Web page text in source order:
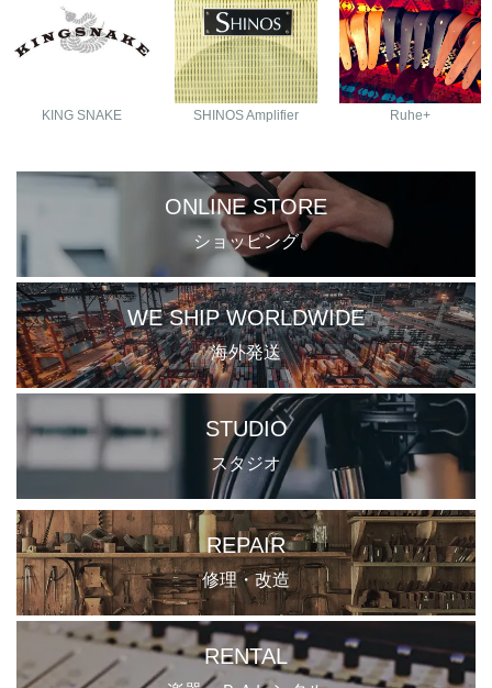
KING SNAKE SHINOS Amplifier Ruhe+
ONLINE STORE
ショッピング
WE SHIP WORLDWIDE
海外発送
STUDIO
スタジオ
REPAIR
修理・改造
RENTAL